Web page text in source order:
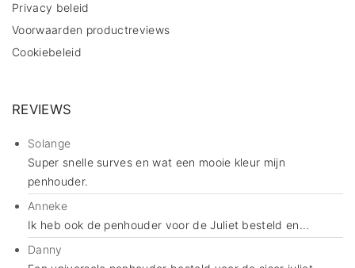
Privacy beleid
Voorwaarden productreviews
Cookiebeleid
REVIEWS
Solange
Super snelle surves en wat een mooie kleur mijn
penhouder.
Anneke
Ik heb ook de penhouder voor de Juliet besteld en...
Danny